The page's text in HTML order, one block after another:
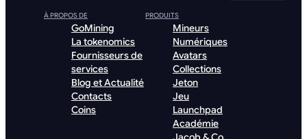
À PROPOS DE
GoMining
La tokenomics
Fournisseurs de
services
Blog et Actualité
Contacts
Coins
PRODUITS
Mineurs
Numériques
Avatars
Collections
Jeton
Jeu
Launchpad
Académie